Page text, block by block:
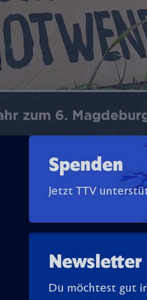
Spenden
Jetzt TTV
Newsletter
Du möchtest gut